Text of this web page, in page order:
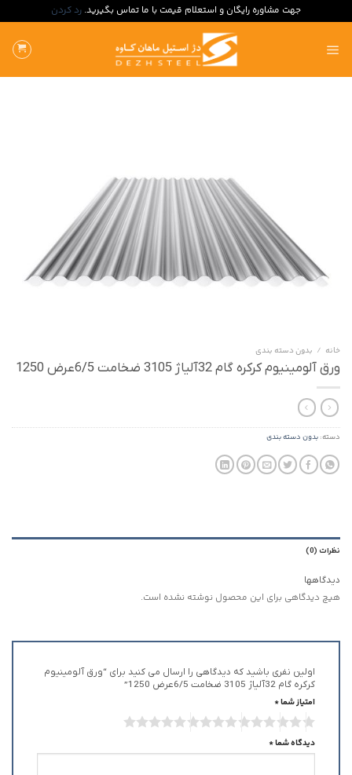
جهت مشاوره رایگان و استعلام قیمت با ما تماس بگیرید. رد کردن
محتوا
بروید
خانه / بدون‌ دسته بندی
ورق آلومینیوم کرکره گام 32آلیاژ 3105 ضخامت 6/5عرض 1250
دسته: بدون‌ دسته بندی
نظرات (0)
دیدگاهها
هیچ دیدگاهی برای این محصول نوشته نشده است.
اولین نفری باشید که دیدگاهی را ارسال می کنید برای “ورق آلومینیوم
کرکره گام 32آلیاژ 3105 ضخامت 6/5عرض 1250”
امتیاز شما*
دیدگاه شما*